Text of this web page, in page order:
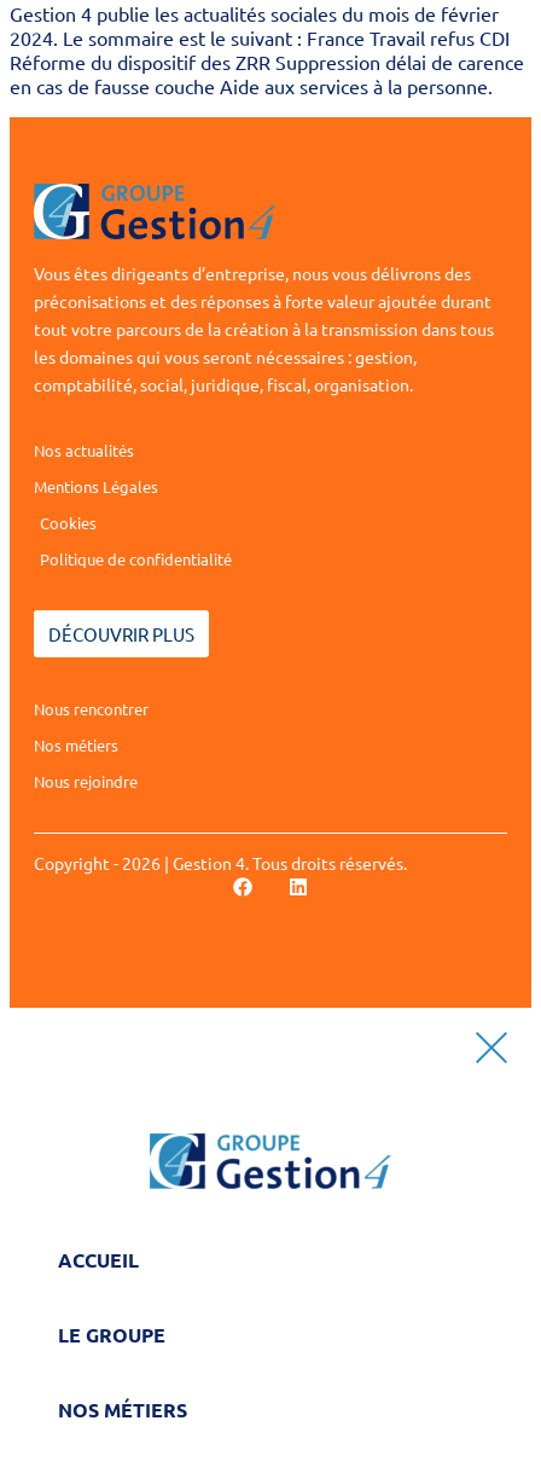
Gestion 4 publie les actualités sociales du mois de février
2024. Le sommaire est le suivant : France Travail refus CDI
Réforme du dispositif des ZRR Suppression délai de carence
en cas de fausse couche Aide aux services à la personne.
Vous êtes dirigeants d’entreprise, nous vous délivrons des
préconisations et des réponses à forte valeur ajoutée durant
tout votre parcours de la création à la transmission dans tous
les domaines qui vous seront nécessaires : gestion,
comptabilité, social, juridique, fiscal, organisation.
Nos actualités
Mentions Légales
Cookies
Politique de confidentialité
DÉCOUVRIR PLUS
Nous rencontrer
Nos métiers
Nous rejoindre
Copyright - 2026 | Gestion 4. Tous droits réservés.
ACCUEIL
LE GROUPE
NOS MÉTIERS